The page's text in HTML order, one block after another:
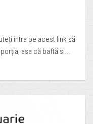
intra pe acest link să
asa că baftă si...